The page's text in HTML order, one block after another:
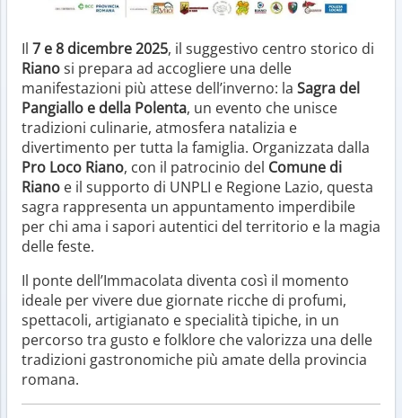
Il 7 e 8 dicembre 2025, il suggestivo centro storico di
Rianosi prepara ad accogliere una delle
manifestazioni più attese dell’inverno: la Sagra del
Pangiallo e della Polenta, un evento che unisce
tradizioni culinarie, atmosfera natalizia e
divertimento per tutta la famiglia. Organizzata dalla
Pro Loco Riano, con il patrocinio del Comune di
Riano e il supporto di UNPLI e Regione Lazio, questa
sagra rappresenta un appuntamento imperdibile
per chi ama i sapori autentici del territorio e la magia
delle feste.
Il ponte dell’Immacolata diventa così il momento
ideale per vivere due giornate ricche di profumi,
spettacoli, artigianato e specialità tipiche, in un
percorso tra gusto e folklore che valorizza una delle
tradizioni gastronomiche più amate della provincia
romana.